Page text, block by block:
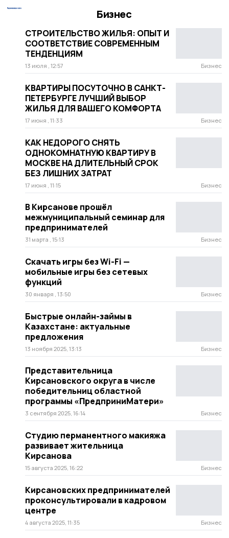
Бизнес
СТРОИТЕЛЬСТВО ЖИЛЬЯ: ОПЫТ И
СООТВЕТСТВИЕ СОВРЕМЕННЫМ
ТЕНДЕНЦИЯМ
13 июля , 12:57 Бизнес
КВАРТИРЫ ПОСУТОЧНО В САНКТ-
ПЕТЕРБУРГЕ ЛУЧШИЙ ВЫБОР
ЖИЛЬЯ ДЛЯ ВАШЕГО КОМФОРТА
17 июня , 11:33 Бизнес
КАК НЕДОРОГО СНЯТЬ
ОДНОКОМНАТНУЮ КВАРТИРУ В
МОСКВЕ НА ДЛИТЕЛЬНЫЙ СРОК
БЕЗ ЛИШНИХ ЗАТРАТ
17 июня , 11:15 Бизнес
В Кирсанове прошёл
межмуниципальный семинар для
предпринимателей
31 марта , 15:13 Бизнес
Скачать игры без Wi-Fi —
мобильные игры без сетевых
функций
30 января , 13:50 Бизнес
Быстрые онлайн-займы в
Казахстане: актуальные
предложения
13 ноября 2025, 13:13 Бизнес
Представительница
Кирсановского округа в числе
победительниц областной
программы «ПредприниМатери»
3 сентября 2025, 16:14 Бизнес
Студию перманентного макияжа
развивает жительница
Кирсанова
15 августа 2025, 16:22 Бизнес
Кирсановских предпринимателей
проконсультировали в кадровом
центре
4 августа 2025, 11:35 Бизнес